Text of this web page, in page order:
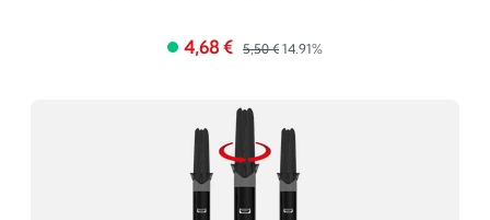
4,68 € 5,50 € 14.91%